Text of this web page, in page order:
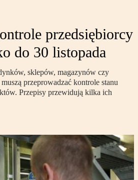
przedsiębiorcy
do 30 listopada
sklepów, magazynów czy
przeprowadzać kontrole stanu
Przepisy przewidują kilka ich